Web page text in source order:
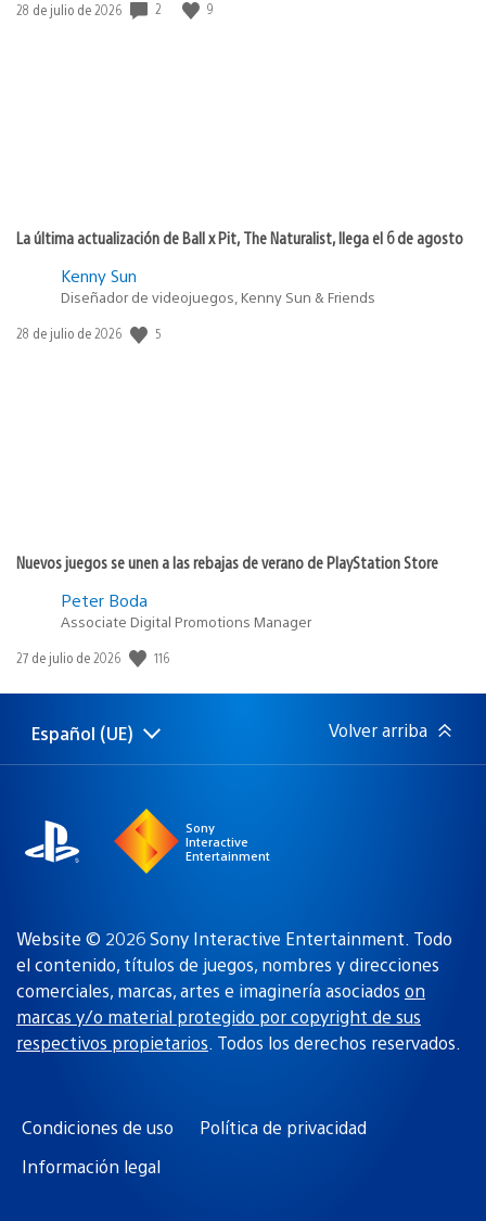
Fecha
28 de julio de 2026 2 9
La última actualización de Ball x Pit, The Naturalist, llega el 6 de agosto
Kenny Sun
Diseñador de videojuegos, Kenny Sun & Friends
Fecha
28 de julio de 2026 5
Nuevos juegos se unen a las rebajas de verano de PlayStation Store
Peter Boda
Associate Digital Promotions Manager
Fecha
publicación:
27 de julio de 2026 116
Selecciona
una
Región
actual:
Español (UE) Volver arriba
Sony
Interactive
Entertainment
Website © 2026 Sony Interactive Entertainment. Todo
el contenido, títulos de juegos, nombres y direcciones
comerciales, marcas, artes e imaginería asociados on
marcas y/o material protegido por copyright de sus
respectivos propietarios. Todos los derechos reservados.
Condiciones de uso
Política de privacidad
Información legal